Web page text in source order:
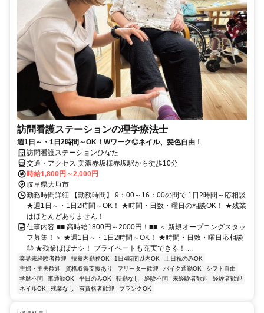
訪問看護ステーションの理学療法士
週1日～・1日2時間～OK！Wワーク◎ネイル、髪色自由！
訪問看護ステーションひなた
交通・アクセス 美濃赤坂様赤坂駅から徒歩10分
時給1,800円～2,000円
岐阜県大垣市
勤務時間詳細 【勤務時間】 9：00～16：00の間で 1日2時間～応相談
★週1日～・1日2時間～OK！ ★時間・日数・曜日の相談OK！ ★残業
はほとんどありません！
仕事内容 ■■ 高時給1800円～2000円！■■ ＜ 新規オープニングスタッ
フ募集！＞ ★週1日～・1日2時間～OK！ ★時間・日数・曜日応相談
◎ ★残業ほぼナシ！ プライベートも充実できる！ ...
業界未経験者歓迎 扶養内勤務OK 1日4時間以内OK
土日祝のみOK
主婦・主夫歓迎
資格取得支援あり フリーター歓迎 バイク通勤OK
シフト自由
学歴不問
車通勤OK 平日のみOK 転勤なし 経験不問 未経験者歓迎
経験者歓迎
ネイルOK
残業なし 有資格者歓迎 ブランクOK